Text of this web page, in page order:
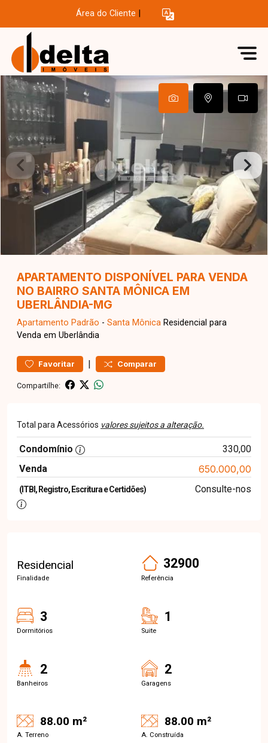
Área do Cliente
APARTAMENTO DISPONÍVEL PARA VENDA
NO BAIRRO SANTA MÔNICA EM
UBERLÂNDIA-MG
Apartamento Padrão - Santa Mônica Residencial para
Venda em Uberlândia
Favoritar | Comparar
Compartilhe:
Total para Acessórios valores sujeitos a alteração.
Condomínio
330,00
Venda
650.000,00
(ITBI, Registro, Escritura e Certidões) Consulte-nos
Residencial
Finalidade
32900
Referência
3
Dormitórios
1
Suite
2
Banheiros
2
Garagens
88.00 m²
A. Terreno
88.00 m²
A. Construída